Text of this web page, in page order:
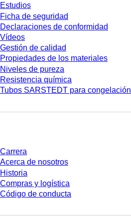
Estudios
Ficha de seguridad
Declaraciones de conformidad
Vídeos
Gestión de calidad
Propiedades de los materiales
Niveles de pureza
Resistencia química
Tubos SARSTEDT para congelación
Carrera
Acerca de nosotros
Historia
Compras y logística
Código de conducta